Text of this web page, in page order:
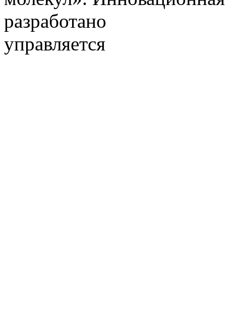
разработано
управляется